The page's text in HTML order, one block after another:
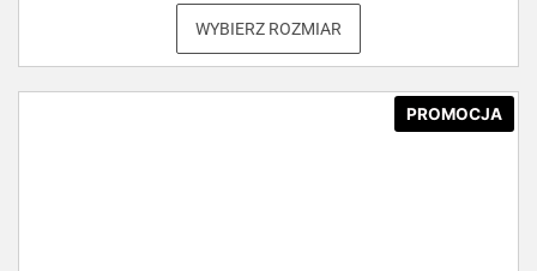
WYBIERZ ROZMIAR
PROMOCJA